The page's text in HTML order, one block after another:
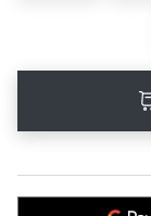
της
μας
Είσαι
λάτρης